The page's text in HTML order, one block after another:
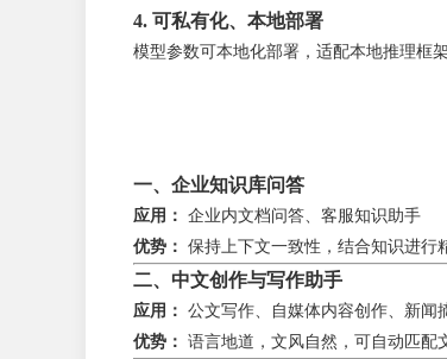
4. 可私有化、本地部署
模型参数可本地化部署，适配本地推理框
一、企业知识库问答
应用： 企业内文档问答、客服知识助手
优势： 保持上下文一致性，结合知识进行
二、中文创作与写作助手
应用： 公文写作、自媒体内容创作、新闻
优势： 语言地道，文风自然，可自动匹配